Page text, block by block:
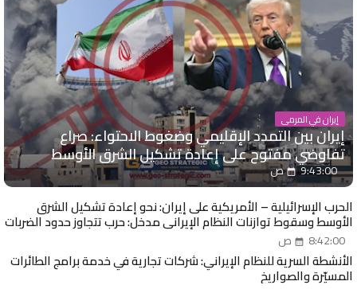
إيران في المرمى
إيران بين التمدد الإقليمي وضغوط الاحتواء: صراع
تفاوضي مفتوح على إعادة تشكيل الشرق الأوسط
9:43:00 ص
الحرب الإسرائيلية – الأمريكية على إيران: نحو إعادة تشكيل الشرق
الأوسط وسقوط توازنات النظام الإيراني مدخل: حرب تتجاوز حدود الضربات
العسكرية
8:42:00 ص
الأنشطة السرية للنظام الإيراني: شركات تجارية في خدمة برامج الطائرات
المسيّرة والصواريخ